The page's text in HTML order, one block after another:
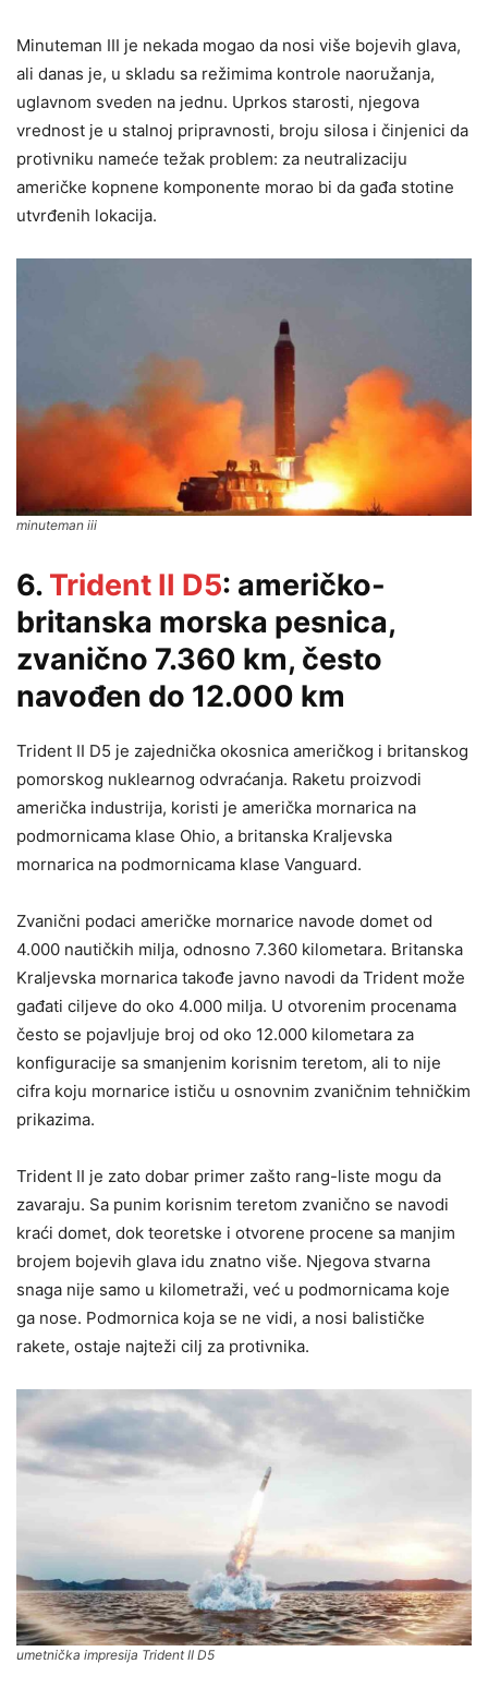
Minuteman III je nekada mogao da nosi više bojevih glava,
ali danas je, u skladu sa režimima kontrole naoružanja,
uglavnom sveden na jednu. Uprkos starosti, njegova
vrednost je u stalnoj pripravnosti, broju silosa i činjenici da
protivniku nameće težak problem: za neutralizaciju
američke kopnene komponente morao bi da gađa stotine
utvrđenih lokacija.
minuteman iii
6. Trident II D5: američko-
britanska morska pesnica,
zvanično 7.360 km, često
navođen do 12.000 km
Trident II D5 je zajednička okosnica američkog i britanskog
pomorskog nuklearnog odvraćanja. Raketu proizvodi
američka industrija, koristi je američka mornarica na
podmornicama klase Ohio, a britanska Kraljevska
mornarica na podmornicama klase Vanguard.
Zvanični podaci američke mornarice navode domet od
4.000 nautičkih milja, odnosno 7.360 kilometara. Britanska
Kraljevska mornarica takođe javno navodi da Trident može
gađati ciljeve do oko 4.000 milja. U otvorenim procenama
često se pojavljuje broj od oko 12.000 kilometara za
konfiguracije sa smanjenim korisnim teretom, ali to nije
cifra koju mornarice ističu u osnovnim zvaničnim tehničkim
prikazima.
Trident II je zato dobar primer zašto rang-liste mogu da
zavaraju. Sa punim korisnim teretom zvanično se navodi
kraći domet, dok teoretske i otvorene procene sa manjim
brojem bojevih glava idu znatno više. Njegova stvarna
snaga nije samo u kilometraži, već u podmornicama koje
ga nose. Podmornica koja se ne vidi, a nosi balističke
rakete, ostaje najteži cilj za protivnika.
umetnička impresija Trident II D5